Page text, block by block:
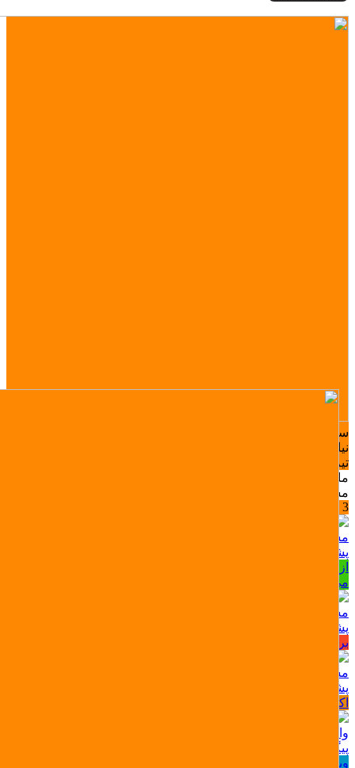
سوال یا مشکلی دارید؟ ما اینجاییم تا راهنمایی‌تون کنیم.
نیاز به راهنمایی در مورد خرید لوازم گیمینگ یا اکانت بازی داری؟
تیم پشتیبانی ما همراهته!
ما معمولا کمتر از 10 دقیقه پاسخ میدیم مگه اینکه خواب باشیم
مشاوره خرید، نصب و فعال‌سازی اکانت
3 +
مشاوره خرید، نصب و فعال‌سازی اکانت
پشتیبانی اکانت بازی (تلگرام)
از انتخاب بازی تا فعال‌سازی اکانت، ما کنارتیم بپرس، سریع جواب
می‌دیم!
مشکل سفارش؟ سریع بهمون بگو
پشتیبانی فروشگاه (پیامکی)
برای ثبت، لغو یا پیگیری سفارش مشکلی داری؟ ما اینجاییم!
مشاوره تلفنی اکانت‌ پلی استیشن
پشتیبانی اکانت بازی (تلفنی)
اکانت بالا نمیاد یا مشکلی تو فعال‌سازی داری؟
واحد ارسال میکی گیم
پیگیری ارسال سفارشات (محصولات فیزیکی)
ویژه پیگیری ارسال، کد رهگیری و مشکلات تحویل سفارش‌های